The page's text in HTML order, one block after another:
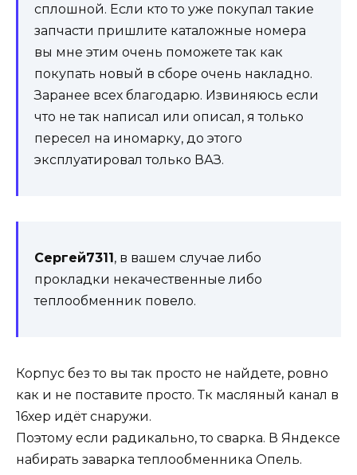
сплошной. Если кто то уже покупал такие
запчасти пришлите каталожные номера
вы мне этим очень поможете так как
покупать новый в сборе очень накладно.
Заранее всех благодарю. Извиняюсь если
что не так написал или описал, я только
пересел на иномарку, до этого
эксплуатировал только ВАЗ.
Сергей7311, в вашем случае либо
прокладки некачественные либо
теплообменник повело.
Корпус без то вы так просто не найдете, ровно
как и не поставите просто. Тк масляный канал в
16хер идёт снаружи.
Поэтому если радикально, то сварка. В Яндексе
набирать заварка теплообменника Опель.